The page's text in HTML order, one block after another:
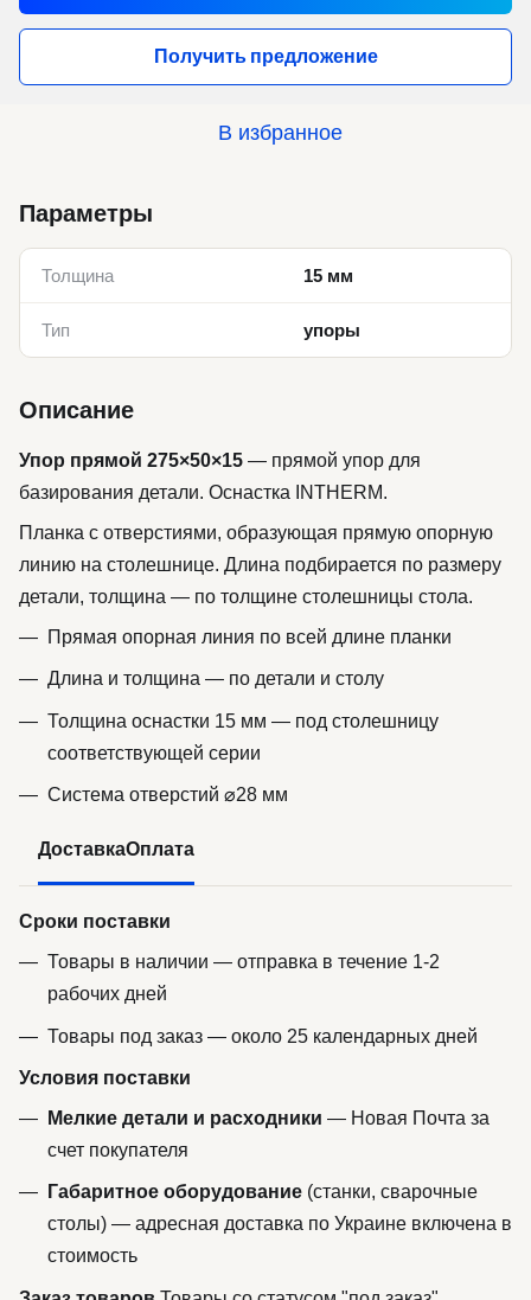
Получить предложение
В избранное
Параметры
Толщина 15 мм
Тип упоры
Описание
Упор прямой 275×50×15 — прямой упор для
базирования детали. Оснастка INTHERM.
Планка с отверстиями, образующая прямую опорную
линию на столешнице. Длина подбирается по размеру
детали, толщина — по толщине столешницы стола.
Прямая опорная линия по всей длине планки
Длина и толщина — по детали и столу
Толщина оснастки 15 мм — под столешницу
соответствующей серии
Система отверстий ⌀28 мм
ДоставкаОплата
Сроки поставки
Товары в наличии — отправка в течение 1-2
рабочих дней
Товары под заказ — около 25 календарных дней
Условия поставки
Мелкие детали и расходники — Новая Почта за
счет покупателя
Габаритное оборудование (станки, сварочные
столы) — адресная доставка по Украине включена в
стоимость